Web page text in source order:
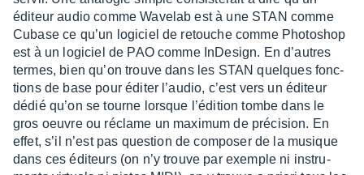
éditeur audio comme Wave­lab est à une STAN comme
Cubase ce qu’un logi­ciel de retouche comme Photo­shop
est à un logi­ciel de PAO comme InDe­sign. En d’autres
termes, bien qu’on trouve dans les STAN quelques fonc­
tions de base pour éditer l’au­dio, c’est vers un éditeur
dédié qu’on se tourne lorsque l’édi­tion tombe dans le
gros oeuvre ou réclame un maxi­mum de préci­sion. En
effet, s’il n’est pas ques­tion de compo­ser de la musique
dans ces éditeurs (on n’y trouve par exemple ni instru­